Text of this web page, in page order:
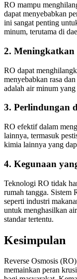
RO mampu
dapat menyebabkan
ini sangat penting
minum, terutama di
2. Meningkatkan
RO dapat
menyebabkan rasa
adalah air minum yang
3. Perlindungan
RO efektif dalam
lainnya, termasuk
kimia lainnya yang
4. Kegunaan
Teknologi RO tidak
rumah tangga. Sistem
seperti industri
untuk menghasilkan
standar tertentu.
Kesimpulan
Reverse Osmosis
memainkan peran